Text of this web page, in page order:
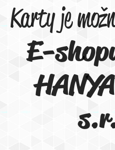
Karty je
E-